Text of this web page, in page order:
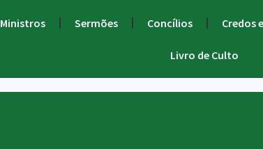
Ministros Sermões Concílios Credos
Livro de Culto